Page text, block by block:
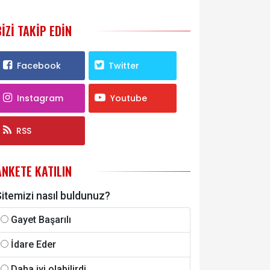
TAKIP EDIN
Facebook Twitter
Instagram Youtube
RSS
KATILIN
nasıl buldunuz?
Gayet Başarılı
İdare Eder